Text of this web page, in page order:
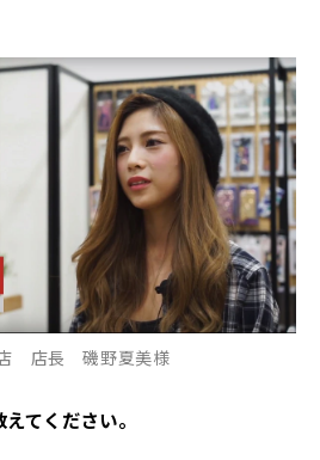
店 店長 磯野夏美様
てください。